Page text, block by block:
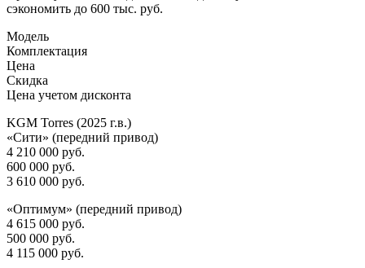
сэкономить до 600 тыс. руб.
Модель
Комплектация
Цена
Скидка
Цена учетом дисконта
KGM Torres (2025 г.в.)
«Сити» (передний привод)
4 210 000 руб.
600 000 руб.
3 610 000 руб.
«Оптимум» (передний привод)
4 615 000 руб.
500 000 руб.
4 115 000 руб.